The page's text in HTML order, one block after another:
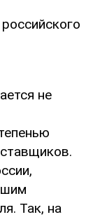
не
Так, на